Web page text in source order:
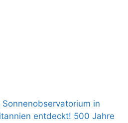
Sonnenobservatorium in
entdeckt! 500 Jahre